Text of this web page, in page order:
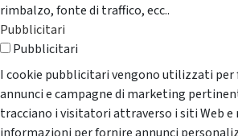
rimbalzo, fonte di traffico, ecc..
Pubblicitari
Pubblicitari
I cookie pubblicitari vengono utilizzati
annunci e campagne di marketing
tracciano i visitatori attraverso i siti Web e